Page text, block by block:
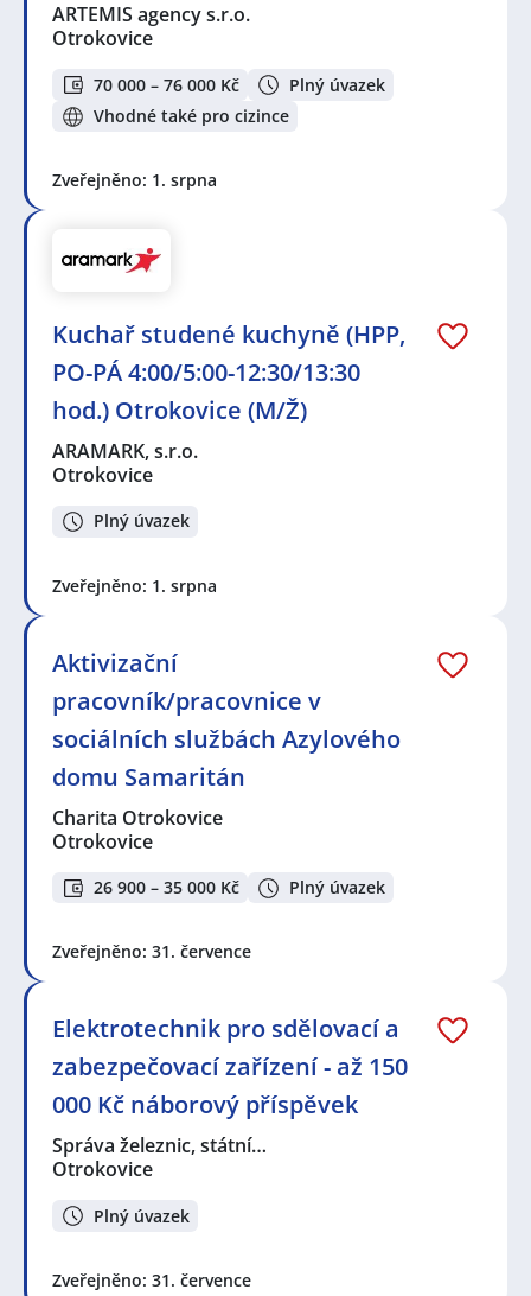
ARTEMIS agency s.r.o.
Otrokovice
70 000 – 76 000 Kč
Plný úvazek
Vhodné také pro cizince
Zveřejněno: 1. srpna
Kuchař studené kuchyně (HPP,
PO-PÁ 4:00/5:00-12:30/13:30
hod.) Otrokovice (M/Ž)
ARAMARK, s.r.o.
Otrokovice
Plný úvazek
Zveřejněno: 1. srpna
Aktivizační
pracovník/pracovnice v
sociálních službách Azylového
domu Samaritán
Charita Otrokovice
Otrokovice
26 900 – 35 000 Kč Plný úvazek
Zveřejněno: 31. července
Elektrotechnik pro sdělovací a
zabezpečovací zařízení - až 150
000 Kč náborový příspěvek
Správa železnic, státní…
Otrokovice
Plný úvazek
Zveřejněno: 31. července